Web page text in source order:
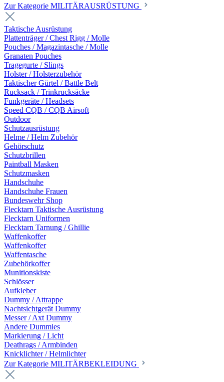
Zur Kategorie MILITÄRAUSRÜSTUNG
Taktische Ausrüstung
Plattenträger / Chest Rigg / Molle
Pouches / Magazintasche / Molle
Granaten Pouches
Tragegurte / Slings
Holster / Holsterzubehör
Taktischer Gürtel / Battle Belt
Rucksack / Trinkrucksäcke
Funkgeräte / Headsets
Speed CQB / CQB Airsoft
Outdoor
Schutzausrüstung
Helme / Helm Zubehör
Gehörschutz
Schutzbrillen
Paintball Masken
Schutzmasken
Handschuhe
Handschuhe Frauen
Bundeswehr Shop
Flecktarn Taktische Ausrüstung
Flecktarn Uniformen
Flecktarn Tarnung / Ghillie
Waffenkoffer
Waffenkoffer
Waffentasche
Zubehörkoffer
Munitionskiste
Schlösser
Aufkleber
Dummy / Attrappe
Nachtsichtgerät Dummy
Messer / Axt Dummy
Andere Dummies
Markierung / Licht
Deathrags / Armbinden
Knicklichter / Helmlichter
Zur Kategorie MILITÄRBEKLEIDUNG